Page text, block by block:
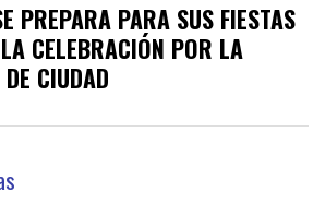
PREPARA PARA SUS FIESTAS
CELEBRACIÓN POR LA
CIUDAD